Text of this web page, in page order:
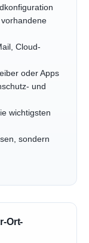
Cloud-
oder Apps
und
wichtigsten
sondern
Ort-